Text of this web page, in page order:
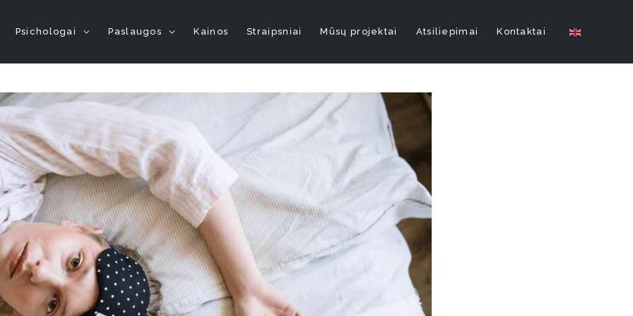
Psichologai Paslaugos Kainos Straipsniai Mūsų projektai Atsiliepimai Kontaktai